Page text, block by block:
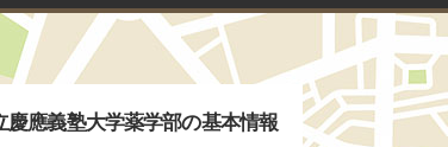
慶應義塾大学薬学部の基本情報